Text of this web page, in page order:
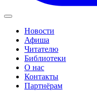
Новости
Афиша
Читателю
Библиотеки
О нас
Контакты
Партнёрам